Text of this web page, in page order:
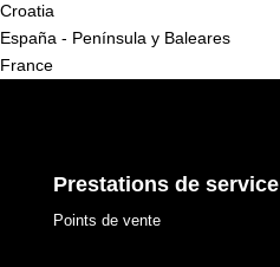
Croatia
España - Península y Baleares
France
Prestations de service
Points de vente